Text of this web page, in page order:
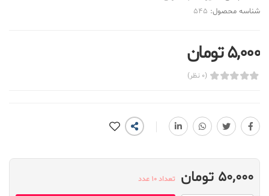
شناسه محصول: 545
5,000 تومان
(0 نظر)
50,000 تومان تعداد 10 عدد